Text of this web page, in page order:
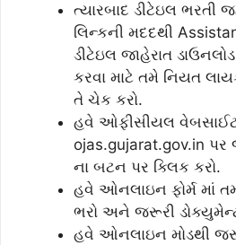
ત્યારબાદ ડીટેઇલ ભરતી
લિન્કની મદદથી
ડીટેઇલ જાહેરાત
કરવા માટે તમે નિયત
તે ચેક કરો.
હવે ઓફીસીયલ
ojas.gujarat.gov.in
ના બટન પર ક્લિક કરો.
હવે ઓનલાઇન ફોર્મ માં
ભરો અને જરૂરી
હવે ઓનલાઇન મોડથી